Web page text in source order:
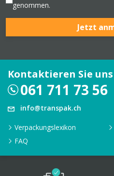
genommen.
Jetzt
Kontaktieren Sie uns
061 711 73 56
info@transpak.ch
Verpackungslexikon
FAQ